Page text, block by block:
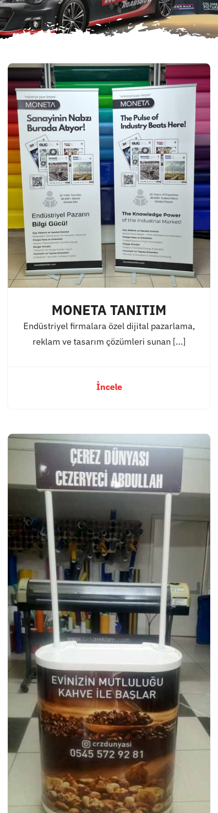
MONETA TANITIM
Endüstriyel firmalara özel dijital pazarlama,
reklam ve tasarım çözümleri sunan [...]
İncele